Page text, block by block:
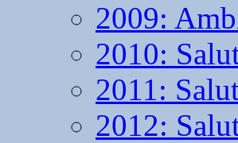
2009:
2010:
2011:
2012: